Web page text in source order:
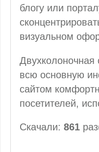
блогу или
визуальном
Двухколоночная
всю основную
сайтом
посетителей,
Скачали: 861